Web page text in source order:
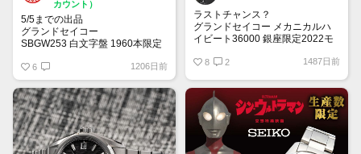
カウント）
5/5までの出品
グランドセイコー
SBGW253 白文字盤 1960本限定
【トケマー宅配出品（出品代
行）】 20230405
800,000 円
6 1206日前
ラストチャンス？
グランドセイコー メカニカルハ
イビート36000 銀座限定2022モ
770,000円
申し込み： 7月13日～ 8月2日
購入場所： 銀座三越 本館1階
ザ・ステージ
ご購入期間までにエムアイカード
のご準備をお願いいたします。
8 2 1487日前